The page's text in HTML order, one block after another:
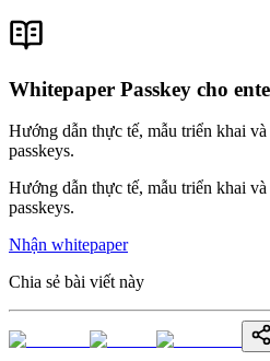
Whitepaper Passkey cho
Hướng dẫn thực tế, mẫu triển khai
passkeys.
Hướng dẫn thực tế, mẫu triển khai
passkeys.
Nhận whitepaper
Chia sẻ bài viết này